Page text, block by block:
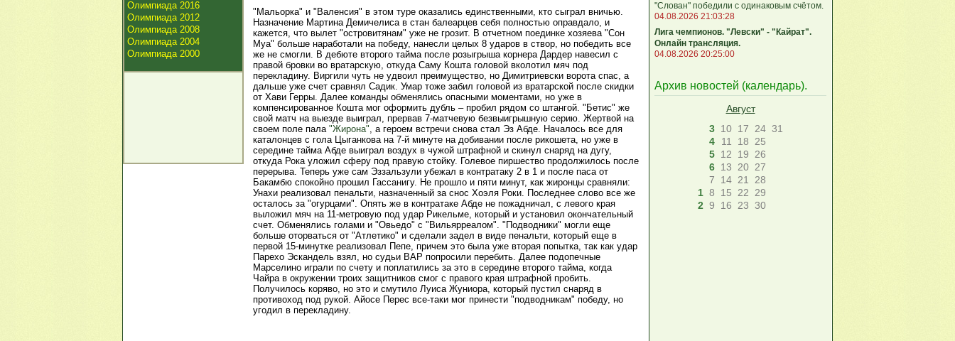
Олимпиада 2016
Олимпиада 2012
Олимпиада 2008
Олимпиада 2004
Олимпиада 2000
"Мальорка" и "Валенсия" в этом туре оказались единственными, кто сыграл вничью.
Назначение Мартина Демичелиса в стан балеарцев себя полностью оправдало, и
кажется, что вылет "островитянам" уже не грозит. В отчетном поединке хозяева "Сон
Муа" больше наработали на победу, нанесли целых 8 ударов в створ, но победить все
же не смогли. В дебюте второго тайма после розыгрыша корнера Дардер навесил с
правой бровки во вратарскую, откуда Саму Кошта головой вколотил мяч под
перекладину. Виргили чуть не удвоил преимущество, но Димитриевски ворота спас, а
дальше уже счет сравнял Садик. Умар тоже забил головой из вратарской после скидки
от Хави Герры. Далее команды обменялись опасными моментами, но уже в
компенсированное Кошта мог оформить дубль – пробил рядом со штангой. "Бетис" же
свой матч на выезде выиграл, прервав 7-матчевую безвыигрышную серию. Жертвой на
своем поле пала "Жирона", а героем встречи снова стал Эз Абде. Началось все для
каталонцев с гола Цыганкова на 7-й минуте на добивании после рикошета, но уже в
середине тайма Абде выиграл воздух в чужой штрафной и скинул снаряд на дугу,
откуда Рока уложил сферу под правую стойку. Голевое пиршество продолжилось после
перерыва. Теперь уже сам Эззальзули убежал в контратаку 2 в 1 и после паса от
Бакамбю спокойно прошил Гассанигу. Не прошло и пяти минут, как жиронцы сравняли:
Унахи реализовал пенальти, назначенный за снос Хоэля Роки. Последнее слово все же
осталось за "огурцами". Опять же в контратаке Абде не пожадничал, с левого края
выложил мяч на 11-метровую под удар Рикельме, который и установил окончательный
счет. Обменялись голами и "Овьедо" с "Вильярреалом". "Подводники" могли еще
больше оторваться от "Атлетико" и сделали задел в виде пенальти, который еще в
первой 15-минутке реализовал Пепе, причем это была уже вторая попытка, так как удар
Парехо Эскандель взял, но судьи ВАР попросили перебить. Далее подопечные
Марселино играли по счету и поплатились за это в середине второго тайма, когда
Чайра в окружении троих защитников смог с правого края штрафной пробить.
Получилось коряво, но это и смутило Луиса Жуниора, который пустил снаряд в
противоход под рукой. Айосе Перес все-таки мог принести "подводникам" победу, но
угодил в перекладину.
"Слован" победили с одинаковым счётом.
04.08.2026 21:03:28
Лига чемпионов. "Левски" - "Кайрат".
Онлайн трансляция.
04.08.2026 20:25:00
Архив новостей (календарь).
Август
3 10 17 24 31
4
11 18
25
5 12 19
26
6 13 20 27
7
14 21
28
1 8 15 22
29
2 9 16 23 30